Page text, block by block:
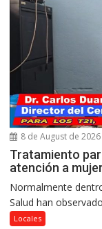
8 de August de 2026
Tratamiento
atención a
Normalmente
Salud han
Locales